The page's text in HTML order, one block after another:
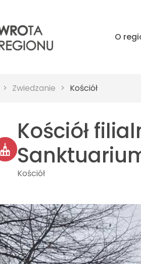
O
Zwiedzanie Kościół
Kościół
Kościół